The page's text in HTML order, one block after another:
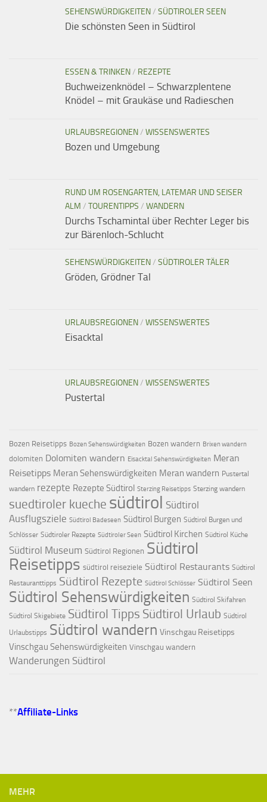
SEHENSWÜRDIGKEITEN/ SÜDTIROLER SEEN
Die schönsten Seen in Südtirol
ESSEN & TRINKEN/ REZEPTE
Buchweizenknödel – Schwarzplentene
Knödel – mit Graukäse und Radieschen
URLAUBSREGIONEN/ WISSENSWERTES
Bozen und Umgebung
RUND UM ROSENGARTEN, LATEMAR UND SEISER
ALM / TOURENTIPPS / WANDERN
Durchs Tschamintal über Rechter Leger bis
zur Bärenloch-Schlucht
SEHENSWÜRDIGKEITEN/ SÜDTIROLER TÄLER
Gröden, Grödner Tal
URLAUBSREGIONEN/ WISSENSWERTES
Eisacktal
URLAUBSREGIONEN/ WISSENSWERTES
Pustertal
Bozen Reisetipps Bozen Sehenswürdigkeiten Bozen wandern Brixen wandern
dolomiten Dolomiten wandern Eisacktal Sehenswürdigkeiten Meran
Reisetipps Meran Sehenswürdigkeiten Meran wandern Pustertal
wandern rezepte Rezepte Südtirol Sterzing Reisetipps Sterzing wandern
suedtiroler kueche südtirol Südtirol
Ausflugsziele Südtirol Badeseen Südtirol Burgen Südtirol Burgen und
Schlösser Südtiroler Rezepte Südtiroler Seen Südtirol Kirchen Südtirol Küche
Südtirol Museum Südtirol Regionen Südtirol
Reisetipps südtirol reiseziele Südtirol Restaurants Südtirol
Restauranttipps Südtirol Rezepte Südtirol Schlösser Südtirol Seen
Südtirol Sehenswürdigkeiten Südtirol Skifahren
Südtirol Skigebiete Südtirol Tipps Südtirol Urlaub Südtirol
Urlaubstipps Südtirol wandern Vinschgau Reisetipps
Vinschgau Sehenswürdigkeiten Vinschgau wandern
Wanderungen Südtirol
**Affiliate-Links
MEHR